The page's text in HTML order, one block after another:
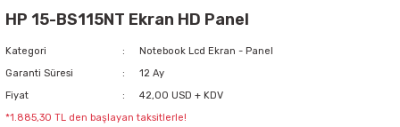
HP 15-BS115NT Ekran HD Panel
Kategori
Notebook Lcd Ekran - Panel
Garanti Süresi
12 Ay
Fiyat
42,00 USD + KDV
*1.885,30 TL den başlayan taksitlerle!